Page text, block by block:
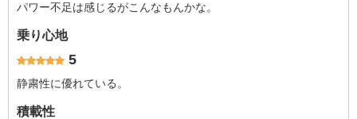
パワー不足は感じるがこんなもんかな。
乗り心地
5
静粛性に優れている。
積載性